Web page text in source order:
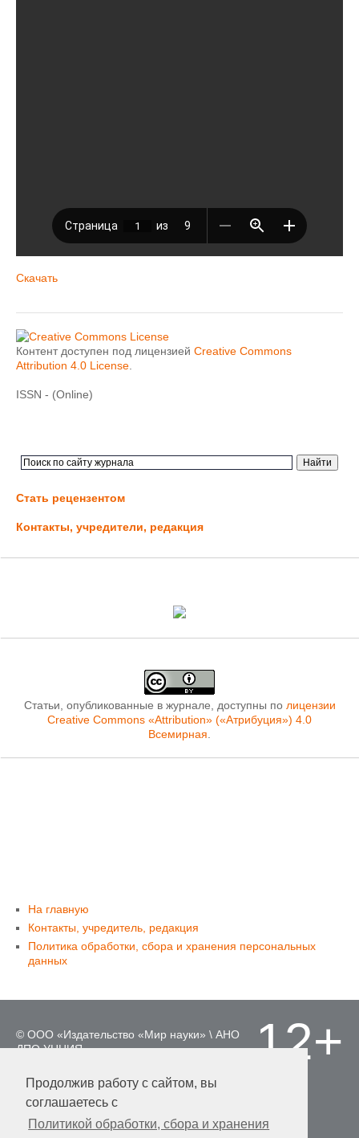
Продолжив работу с сайтом, вы
соглашаетесь с
Политикой обработки, сбора и хранения
Скачать
Контент доступен под лицензией Creative Commons
Attribution 4.0 License
ISSN - (Online)
Стать рецензентом
Контакты, учредители, редакция
Статьи, опубликованные в журнале, доступны по лицензии
Creative Commons «Attribution» («Атрибуция») 4.0
Всемирная
На главную
Контакты, учредитель, редакция
Политика обработки, сбора и хранения персональных
данных
© ООО «Издательство «Мир науки» \ АНО
ДПО УНЦИЯ.
охраняются Законом о защите авторских
прав. Публикация любых материалов
этого сайта запрещена без
предварительного согласования с
12+